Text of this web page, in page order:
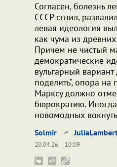
Согласен, болезнь
СССР сгнил,
левая идеология
как чума из
Причем не чистый
демократические
вульгарный вариант
поделить", опора на
Марксу должно
бюрократию.
новомодных
Solmir
20.04.26
10:09